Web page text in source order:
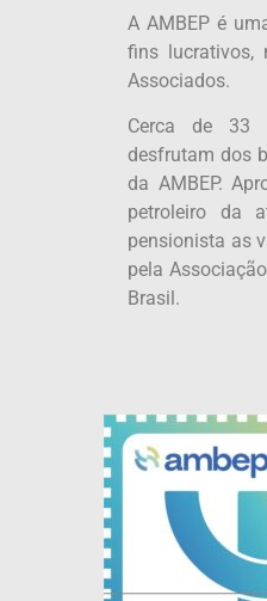
A AMBEP é
fins lucrativos,
Associados.
Cerca de 33
desfrutam dos
da AMBEP.
petroleiro da
pensionista as
pela
Brasil.